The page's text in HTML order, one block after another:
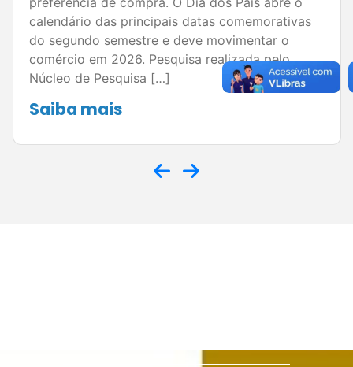
calendário das principais datas comemorativas
do segundo semestre e deve movimentar o
comércio em 2026. Pesquisa realizada pelo
Núcleo de Pesquisa […]
Saiba mais